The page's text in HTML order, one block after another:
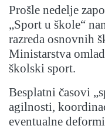
Prošle nedelje
„Sport u škole“
razreda osnovnih
Ministarstva
školski sport.
Besplatni časovi
agilnosti,
eventualne